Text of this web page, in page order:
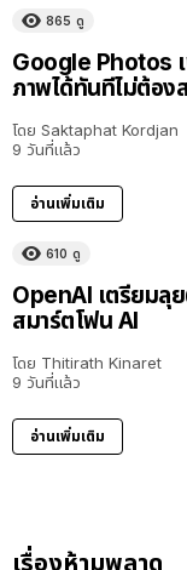
865 ดู
Google Photos
ภาพได้ทันทีไม่ต้อง
โดย Saktaphat Kordjan
9 วันที่แล้ว
อ่านเพิ่มเติม
610 ดู
OpenAI เตรียมลุ
สมาร์ตโฟน AI
โดย Thitirath Kinaret
9 วันที่แล้ว
อ่านเพิ่มเติม
เรื่องห้ามพลาด